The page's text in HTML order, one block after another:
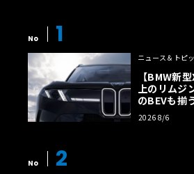
No 1
ニュース＆トピ
【BMW新
上のリムジ
のBEVも揃
様の全貌
2026 8/6
No 2